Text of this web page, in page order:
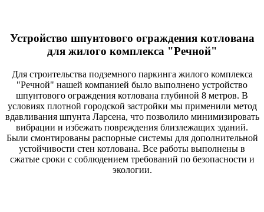
Устройство шпунтового ограждения котлована
для жилого комплекса "Речной"
Для строительства подземного паркинга жилого комплекса
"Речной" нашей компанией было выполнено устройство
шпунтового ограждения котлована глубиной 8 метров. В
условиях плотной городской застройки мы применили метод
вдавливания шпунта Ларсена, что позволило минимизировать
вибрации и избежать повреждения близлежащих зданий.
Были смонтированы распорные системы для дополнительной
устойчивости стен котлована. Все работы выполнены в
сжатые сроки с соблюдением требований по безопасности и
экологии.